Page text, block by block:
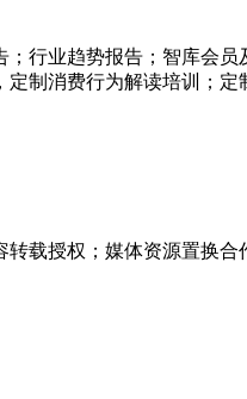
行业趋势报告；智库会员
制消费行为解读培训；定
载授权；媒体资源置换合